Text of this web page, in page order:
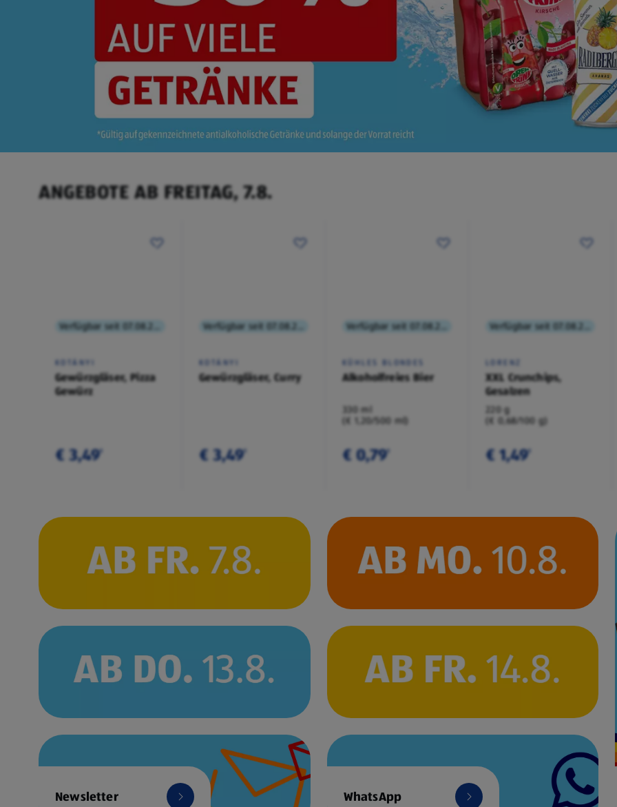
ANGEBOTE AB FREITAG, 7.8.
KOTÁNYI
Gewürzgläser, Pizza
Gewürz
€ 3,49¹
KOTÁNYI
Gewürzgläser, Curry
€ 3,49¹
KÜHLES BLONDES
Alkoholfreies Bier
330 ml
(€ 1,20/500 ml)
€ 0,79¹
LORENZ
XXL Crunchips,
Gesalzen
220 g
(€ 0,68/100 g)
€ 1,49¹
Newsletter WhatsApp